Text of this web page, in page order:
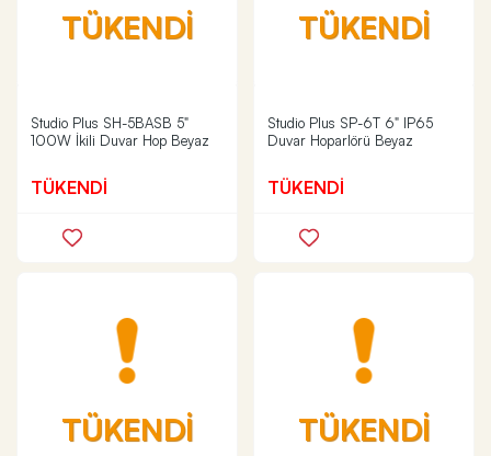
TÜKENDİ
Studio Plus SH-5BASB 5"
100W İkili Duvar Hop Beyaz
TÜKENDİ
TÜKENDİ
Studio Plus SP-6T 6" IP65
Duvar Hoparlörü Beyaz
TÜKENDİ
TÜKENDİ TÜKENDİ